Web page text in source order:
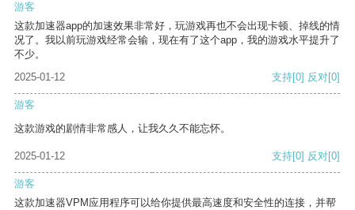
游客
这款加速器app的加速效果非常好，玩游戏再也不会出现卡顿、掉线的情
况了。我以前玩游戏经常会输，现在有了这个app，我的游戏水平提升了
不少。
2025-01-12
支持[0] 反对[0]
游客
这款游戏的剧情非常感人，让我久久不能忘怀。
2025-01-12 支持[0] 反对[0]
游客
这款加速器VPM应用程序可以给你提供最高速度和安全性的连接，并帮